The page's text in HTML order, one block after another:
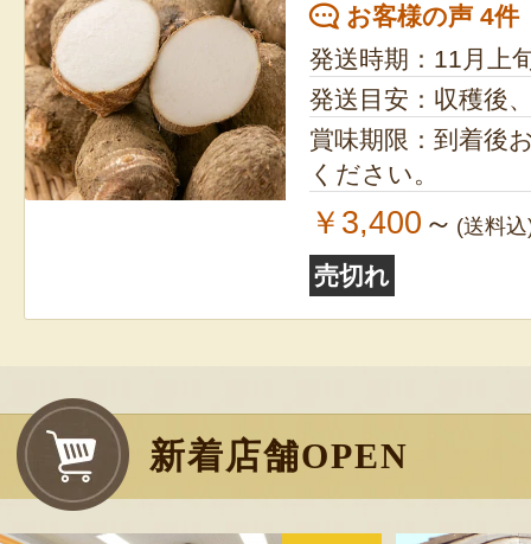
お客様の声 4件
発送時期：11月上
発送目安：収穫後
賞味期限：到着後
ください。
￥3,400 ～ (送料
売切れ
新着店舗OPEN